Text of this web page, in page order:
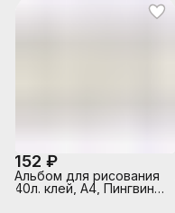
152 ₽
Альбом для рисования
40л. клей, А4, Пингвины